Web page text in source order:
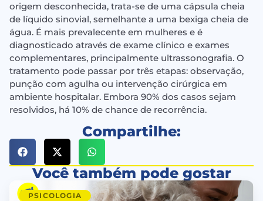
origem desconhecida, trata-se de uma cápsula cheia
de líquido sinovial, semelhante a uma bexiga cheia de
água. É mais prevalecente em mulheres e é
diagnosticado através de exame clínico e exames
complementares, principalmente ultrassonografia. O
tratamento pode passar por três etapas: observação,
punção com agulha ou intervenção cirúrgica em
ambiente hospitalar. Embora 90% dos casos sejam
resolvidos, há 10% de chance de recorrência.
Compartilhe:
Você também pode gostar
PSICOLOGIA